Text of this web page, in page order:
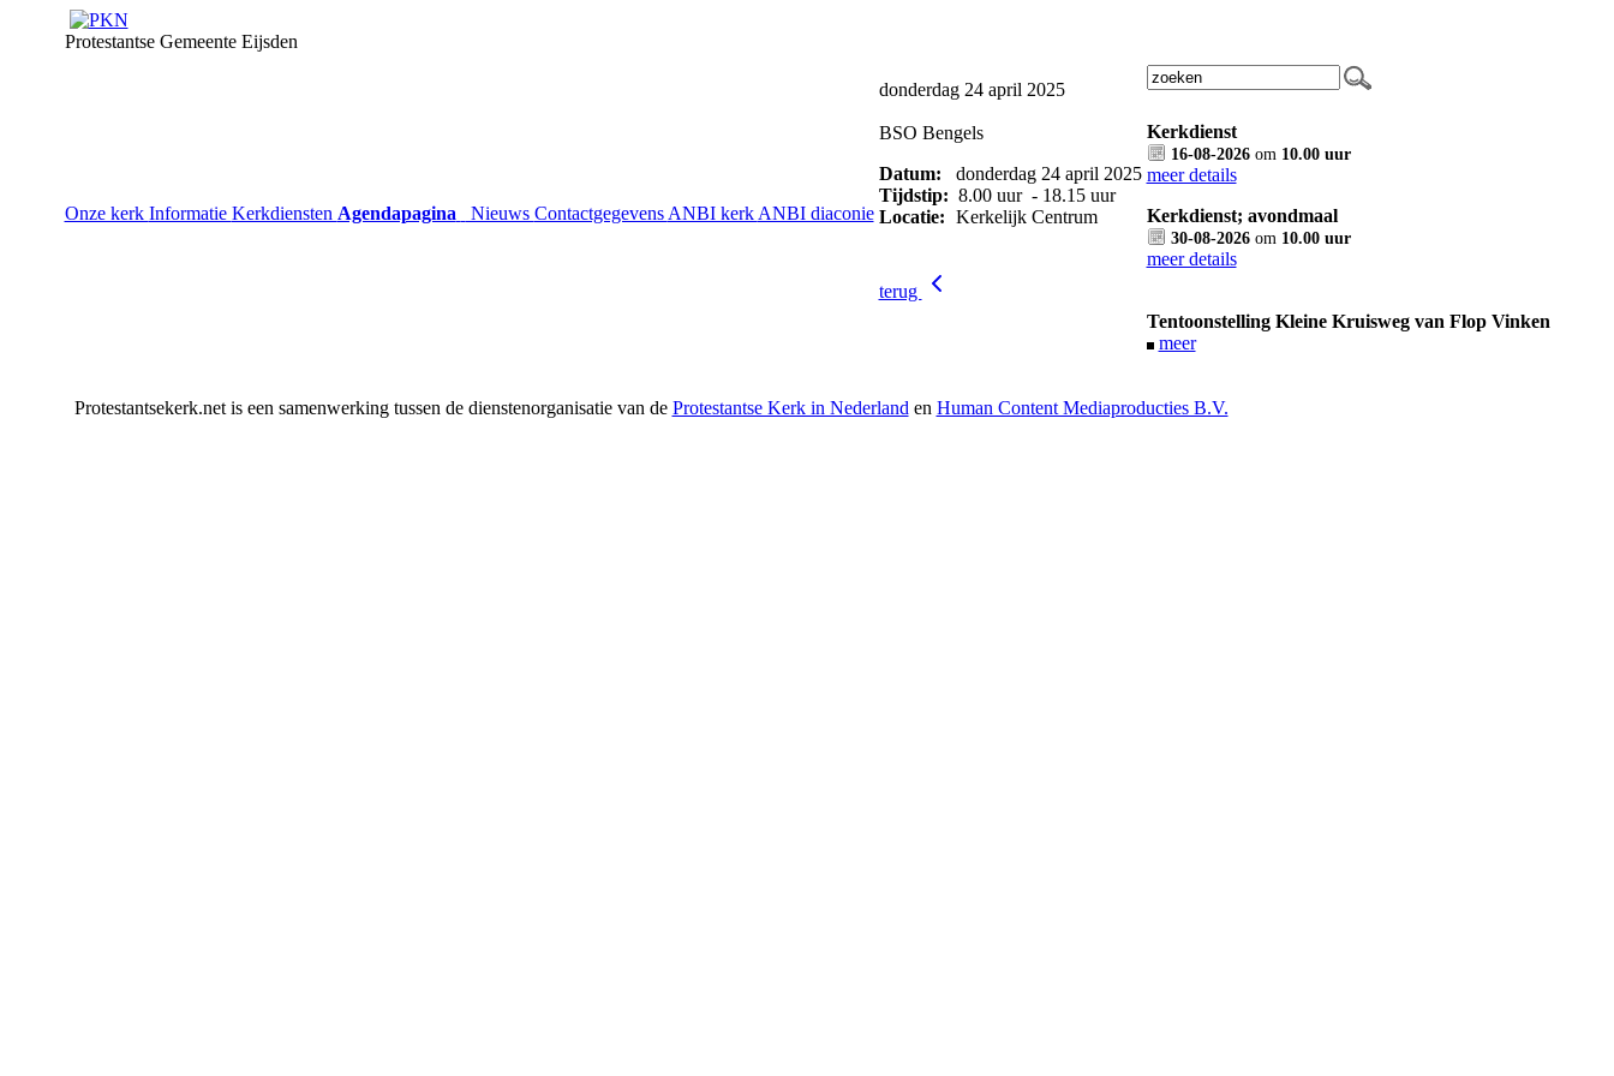
Protestantse Gemeente Eijsden
Onze kerk Informatie Kerkdiensten Agendapagina Nieuws Contactgegevens ANBI kerk ANBI diaconie
donderdag 24 april 2025
BSO Bengels
Datum:
donderdag 24 april 2025
Tijdstip: 8.00 uur - 18.15 uur
Locatie: Kerkelijk Centrum
terug
Kerkdienst
16-08-2026om 10.00 uur
meer details
Kerkdienst; avondmaal
30-08-2026om 10.00 uur
meer details
Tentoonstelling Kleine Kruisweg van Flop Vinken
meer
Protestantsekerk.net is een samenwerking tussen de dienstenorganisatie van de Protestantse Kerk in Nederland en Human Content Mediaproducties B.V.